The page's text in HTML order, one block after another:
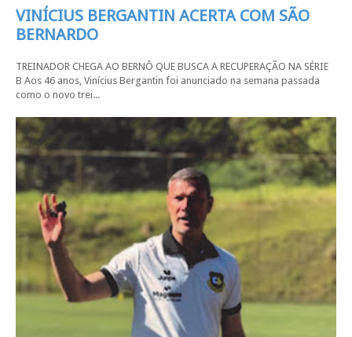
VINÍCIUS BERGANTIN ACERTA COM SÃO
BERNARDO
TREINADOR CHEGA AO BERNÔ QUE BUSCA A RECUPERAÇÃO NA SÉRIE
B Aos 46 anos, Vinícius Bergantin foi anunciado na semana passada
como o novo trei...